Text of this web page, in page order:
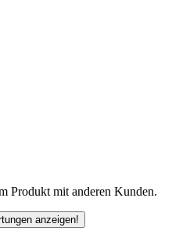
Produkt mit anderen Kunden.
anzeigen!